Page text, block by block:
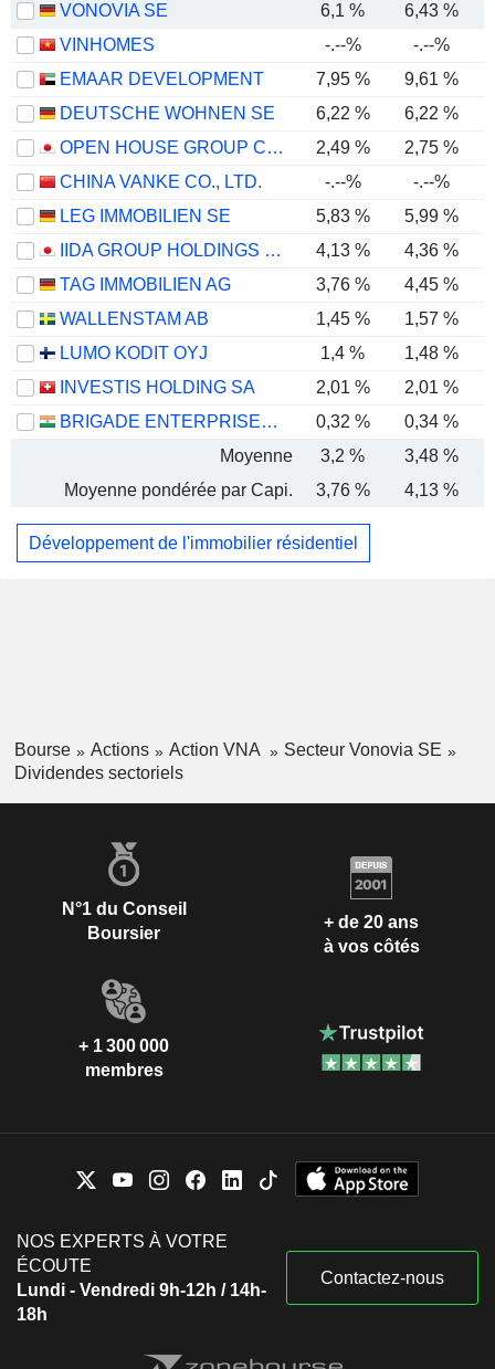
VONOVIA SE 6,1 %
6,43 %
VINHOMES
-.--%
-.--%
EMAAR DEVELOPMENT
7,95 %
9,61 %
DEUTSCHE WOHNEN SE
6,22 %
6,22 %
OPEN HOUSE GROUP CO., LTD.
2,49 %
2,75 %
CHINA VANKE CO., LTD.
-.--%
-.--%
LEG IMMOBILIEN SE
5,83 %
5,99 %
IIDA GROUP HOLDINGS CO., LTD.
4,13 %
4,36 %
TAG IMMOBILIEN AG
3,76 %
4,45 %
WALLENSTAM AB
1,45 % 1,57 %
LUMO KODIT OYJ
1,4 % 1,48 %
INVESTIS HOLDING SA
2,01 %
2,01 %
BRIGADE ENTERPRISES LIMITED
0,32 % 0,34 %
Moyenne
3,2 %
3,48 %
Moyenne pondérée par Capi.
3,76 % 4,13 %
Développement de l'immobilier résidentiel
Bourse Actions Action VNA
Secteur Vonovia SE
Dividendes sectoriels
N°1 du Conseil
Boursier
+ de 20 ans
à vos côtés
+ 1 300 000
membres
NOS EXPERTS À VOTRE
ÉCOUTE
Lundi - Vendredi 9h-12h / 14h-
18h
Contactez-nous